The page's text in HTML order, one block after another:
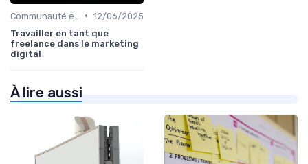
• 12/06/2025
Travailler en tant que
freelance dans le marketing
digital
À lire aussi